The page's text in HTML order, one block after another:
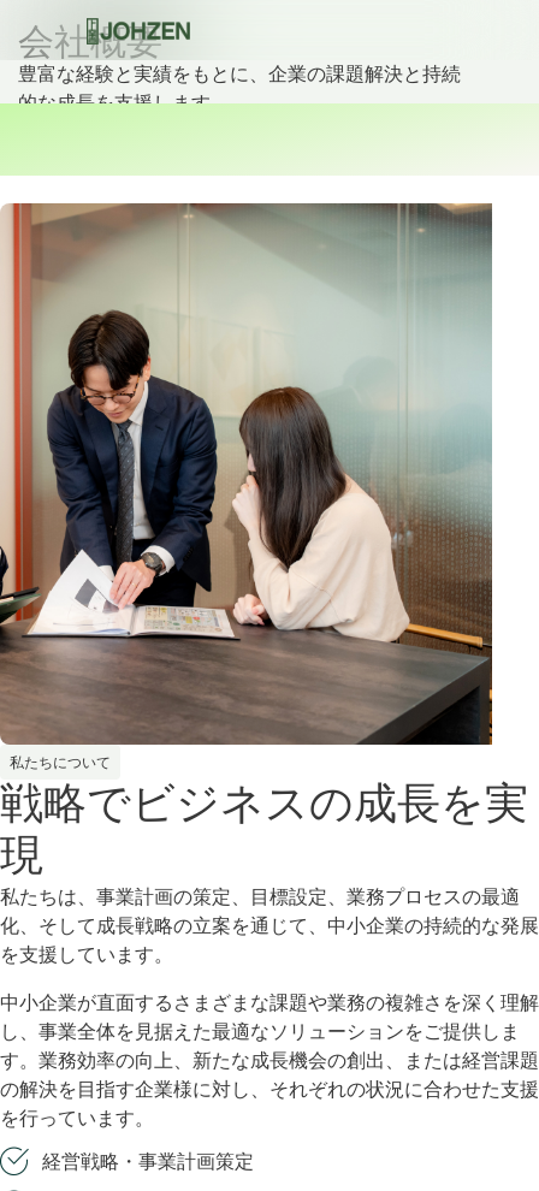
会社概要
豊富な経験と実績をもとに、企業の課題解決と持続
的な成長を支援します。
私たちについて
戦略でビジネスの成長を実
現
私たちは、事業計画の策定、目標設定、業務プロセスの最適
化、そして成長戦略の立案を通じて、中小企業の持続的な発展
を支援しています。
中小企業が直面するさまざまな課題や業務の複雑さを深く理解
し、事業全体を見据えた最適なソリューションをご提供しま
す。業務効率の向上、新たな成長機会の創出、または経営課題
の解決を目指す企業様に対し、それぞれの状況に合わせた支援
を行っています。
経営戦略・事業計画策定